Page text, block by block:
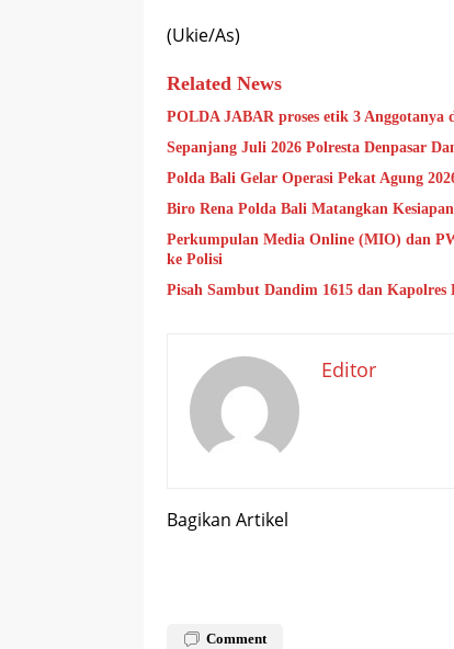
(Ukie/As)
Related News
POLDA JABAR proses etik 3
Sepanjang Juli 2026 Polresta Denpasar
Polda Bali Gelar Operasi Pekat Agung
Biro Rena Polda Bali Matangkan
Perkumpulan Media Online (MIO) dan
ke Polisi
Pisah Sambut Dandim 1615 dan Kapolres
Editor
Bagikan Artikel
Comment